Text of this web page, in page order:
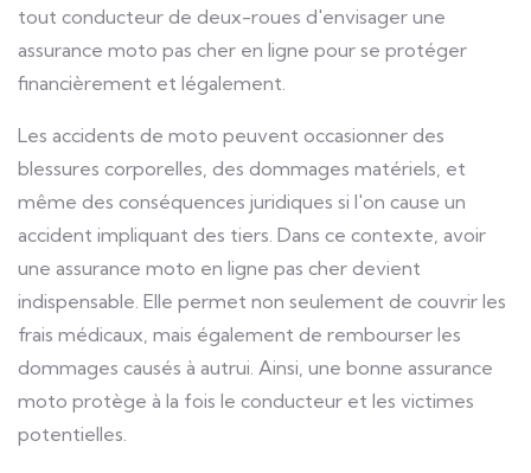
tout conducteur de deux-roues d'envisager une
assurance moto pas cher en ligne pour se protéger
financièrement et légalement.
Les accidents de moto peuvent occasionner des
blessures corporelles, des dommages matériels, et
même des conséquences juridiques si l'on cause un
accident impliquant des tiers. Dans ce contexte, avoir
une assurance moto en ligne pas cher devient
indispensable. Elle permet non seulement de couvrir les
frais médicaux, mais également de rembourser les
dommages causés à autrui. Ainsi, une bonne assurance
moto protège à la fois le conducteur et les victimes
potentielles.